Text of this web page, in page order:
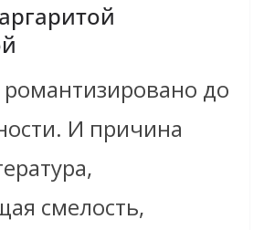
романтизировано до
И причина
смелость,